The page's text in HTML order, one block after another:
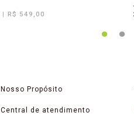
| R$ 549,00
Nosso Propósito
Central de atendimento